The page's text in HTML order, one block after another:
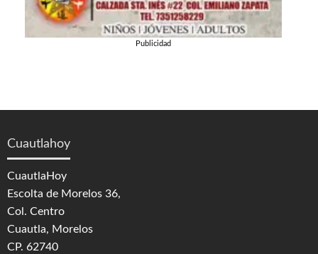
Publicidad
Cuautlahoy
CuautlaHoy
Escolta de Morelos 36,
Col. Centro
Cuautla, Morelos
CP. 62740